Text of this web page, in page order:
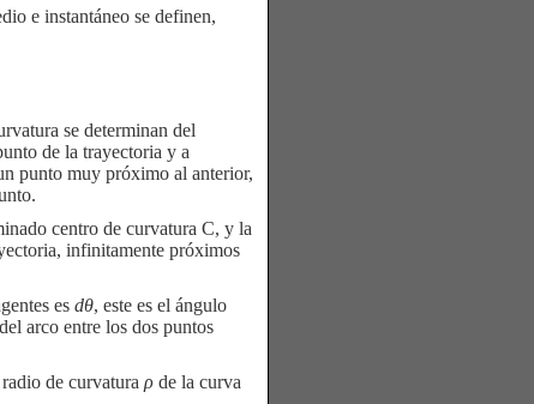
e instantáneo se definen,
se determinan del
de la trayectoria y a
punto muy próximo al anterior,
centro de curvatura C, y la
infinitamente próximos
es dθ, este es el ángulo
arco entre los dos puntos
de curvatura ρ de la curva